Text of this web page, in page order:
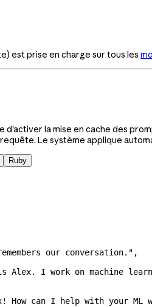
est prise en charge sur tous les
d'activer la mise en cache des
Le système applique
Ruby
our conversation." ,
is Alex. I work on machine
How can I help with your ML